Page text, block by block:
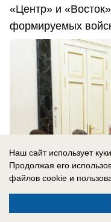
«Центр» и
формируемых
Наш сайт использует куки.
Продолжая его
файлов cookie и